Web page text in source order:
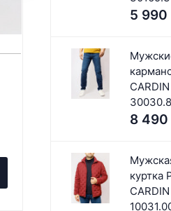
Мужские джинсы 5
CARDIN C7 30030.7715/
₽
В корзину
5 990
8 490
куртка